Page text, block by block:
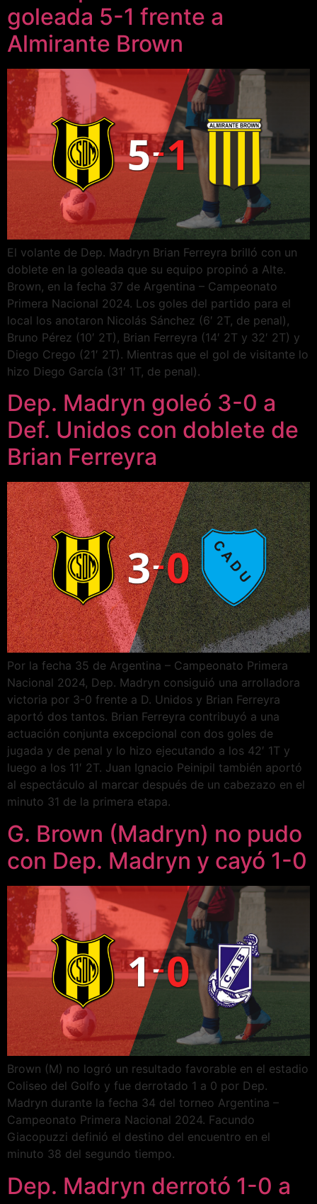
goleada 5-1 frente a
Almirante Brown
El volante de Dep. Madryn Brian Ferreyra brilló con un
doblete en la goleada que su equipo propinó a Alte.
Brown, en la fecha 37 de Argentina – Campeonato
Primera Nacional 2024. Los goles del partido para el
local los anotaron Nicolás Sánchez (6′ 2T, de penal),
Bruno Pérez (10′ 2T), Brian Ferreyra (14′ 2T y 32′ 2T) y
Diego Crego (21′ 2T). Mientras que el gol de visitante lo
hizo Diego García (31′ 1T, de penal).
Dep. Madryn goleó 3-0 a
Def. Unidos con doblete de
Brian Ferreyra
Por la fecha 35 de Argentina – Campeonato Primera
Nacional 2024, Dep. Madryn consiguió una arrolladora
victoria por 3-0 frente a D. Unidos y Brian Ferreyra
aportó dos tantos. Brian Ferreyra contribuyó a una
actuación conjunta excepcional con dos goles de
jugada y de penal y lo hizo ejecutando a los 42′ 1T y
luego a los 11′ 2T. Juan Ignacio Peinipil también aportó
al espectáculo al marcar después de un cabezazo en el
minuto 31 de la primera etapa.
G. Brown (Madryn) no pudo
con Dep. Madryn y cayó 1-0
Brown (M) no logró un resultado favorable en el estadio
Coliseo del Golfo y fue derrotado 1 a 0 por Dep.
Madryn durante la fecha 34 del torneo Argentina –
Campeonato Primera Nacional 2024. Facundo
Giacopuzzi definió el destino del encuentro en el
minuto 38 del segundo tiempo.
Dep. Madryn derrotó 1-0 a